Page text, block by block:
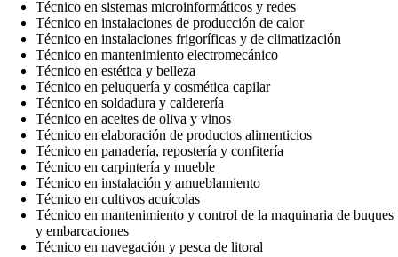
Técnico en sistemas microinformáticos y redes
Técnico en instalaciones de producción de calor
Técnico en instalaciones frigoríficas y de climatización
Técnico en mantenimiento electromecánico
Técnico en estética y belleza
Técnico en peluquería y cosmética capilar
Técnico en soldadura y calderería
Técnico en aceites de oliva y vinos
Técnico en elaboración de productos alimenticios
Técnico en panadería, repostería y confitería
Técnico en carpintería y mueble
Técnico en instalación y amueblamiento
Técnico en cultivos acuícolas
Técnico en mantenimiento y control de la maquinaria de buques
y embarcaciones
Técnico en navegación y pesca de litoral